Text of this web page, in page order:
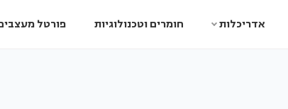
אדריכלות חומרים וטכנולוגיות פורטל